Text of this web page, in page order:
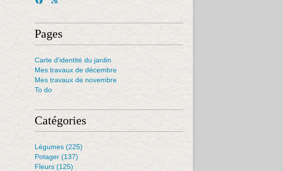
Pages
Carte d'identité du jardin
Mes travaux de décembre
Mes travaux de novembre
To do
Catégories
Légumes (225)
Potager (137)
Fleurs (125)